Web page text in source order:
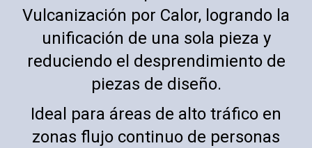
Vulcanización por Calor, logrando la
unificación de una sola pieza y
reduciendo el desprendimiento de
piezas de diseño.
Ideal para áreas de alto tráfico en
zonas flujo continuo de personas